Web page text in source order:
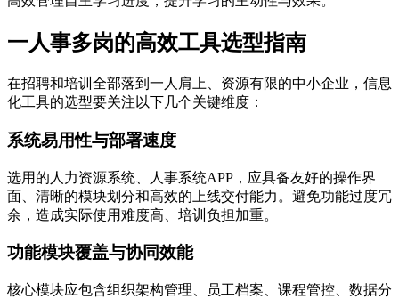
一人事多岗的高效工具选型指南
在招聘和培训全部落到一人肩上、资源有限的中小企业，信息
化工具的选型要关注以下几个关键维度：
系统易用性与部署速度
选用的人力资源系统、人事系统APP，应具备友好的操作界
面、清晰的模块划分和高效的上线交付能力。避免功能过度冗
余，造成实际使用难度高、培训负担加重。
功能模块覆盖与协同效能
核心模块应包含组织架构管理、员工档案、课程管控、数据分